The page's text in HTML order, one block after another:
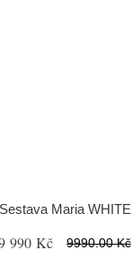
Sestava Maria WHITE
990 Kč 9990.00 Kč